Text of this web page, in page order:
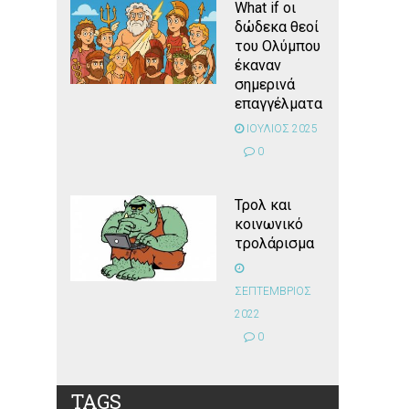
What if οι
δώδεκα θεοί
του Ολύμπου
έκαναν
σημερινά
επαγγέλματα
ΙΟΥΛΙΟΣ 2025
0
Τρολ και
κοινωνικό
τρολάρισμα
ΣΕΠΤΕΜΒΡΙΟΣ
2022
0
TAGS